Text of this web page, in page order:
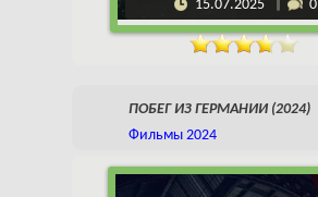
15.07.2025 0
ПОБЕГ ИЗ ГЕРМАНИИ (2024)
Фильмы 2024